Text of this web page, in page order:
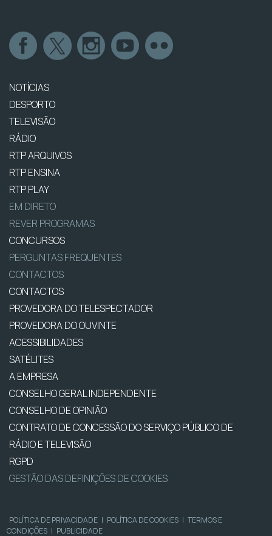
NOTÍCIAS
DESPORTO
TELEVISÃO
RÁDIO
RTP ARQUIVOS
RTP ENSINA
RTP PLAY
EM DIRETO
REVER PROGRAMAS
CONCURSOS
PERGUNTAS FREQUENTES
CONTACTOS
CONTACTOS
PROVEDORA DO TELESPECTADOR
PROVEDORA DO OUVINTE
ACESSIBILIDADES
SATÉLITES
A EMPRESA
CONSELHO GERAL INDEPENDENTE
CONSELHO DE OPINIÃO
CONTRATO DE CONCESSÃO DO SERVIÇO PÚBLICO DE
RÁDIO E TELEVISÃO
RGPD
GESTÃO DAS DEFINIÇÕES DE COOKIES
POLÍTICA DE PRIVACIDADE | POLÍTICA DE COOKIES | TERMOS E
CONDIÇÕES | PUBLICIDADE